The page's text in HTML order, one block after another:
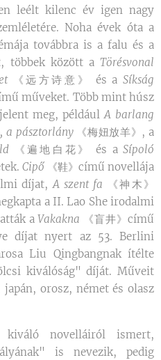
leélt kilenc év igen nagy
Noha évek óta a
továbbra is a falu és a
többek között a Törésvonal
《远方诗意》 és aSíkság
műveket. Több mint húsz
meg, például A barlang
a pásztorlány
《梅妞放羊》, a
《遍地白花》 és aSípoló
Cipő
《鞋》című novellája
díjat, A szent fa
《神木》
a II. Lao She irodalmi
aVakakna
《盲井》című
díjat nyert az 53. Berlini
Liu Qingbangnak ítélte
kiválóság" díját. Műveit
orosz, német és olasz
kiváló novelláiról ismert,
is nevezik, pedig